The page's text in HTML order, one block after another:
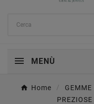
MENÙ
Home GEMME
PREZIOSE